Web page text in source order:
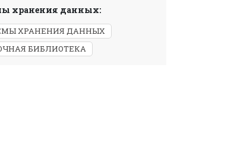
хранения данных:
ХРАНЕНИЯ ДАННЫХ
БИБЛИОТЕКА